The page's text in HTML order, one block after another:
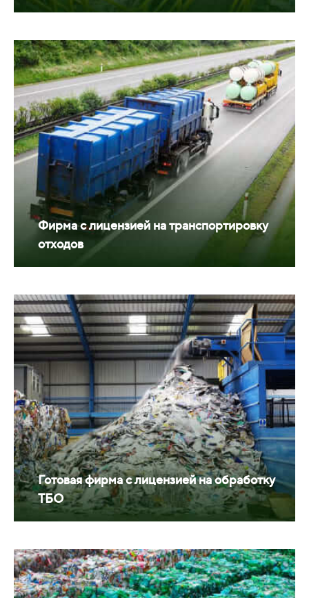
Фирма с лицензией на транспортировку
отходов
Готовая фирма с лицензией на обработку
ТБО